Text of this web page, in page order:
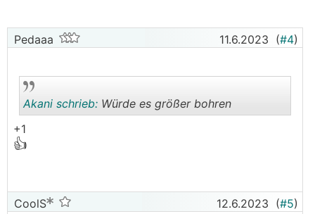
Pedaaa 11.6.2023 (#4)
Akani schrieb: Würde es größer bohren
+1
👍
CoolS 12.6.2023 (#5)